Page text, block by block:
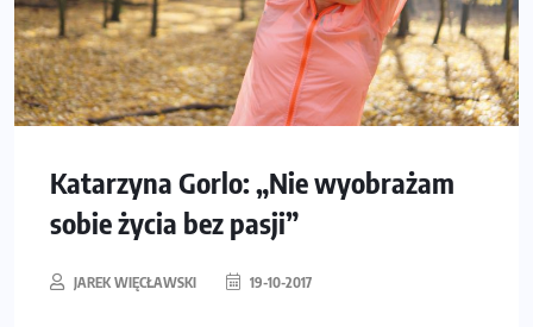
Katarzyna Gorlo: „Nie wyobrażam
sobie życia bez pasji”
JAREK WIĘCŁAWSKI 19-10-2017